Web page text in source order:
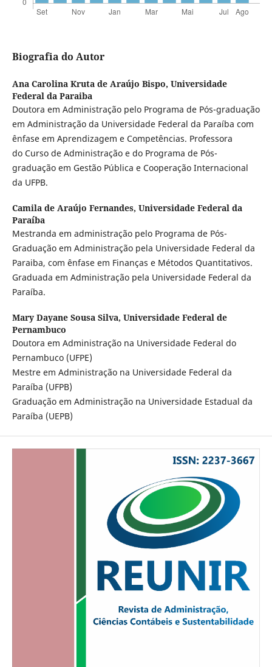
Biografia do Autor
Ana Carolina Kruta de Araújo Bispo, Universidade
Federal da Paraiba
Doutora em Administração pelo Programa de Pós-graduação
em Administração da Universidade Federal da Paraíba com
ênfase em Aprendizagem e Competências. Professora
do Curso de Administração e do Programa de Pós-
graduação em Gestão Pública e Cooperação Internacional
da UFPB.
Camila de Araújo Fernandes, Universidade Federal da
Paraíba
Mestranda em administração pelo Programa de Pós-
Graduação em Administração pela Universidade Federal da
Paraiba, com ênfase em Finanças e Métodos Quantitativos.
Graduada em Administração pela Universidade Federal da
Paraíba.
Mary Dayane Sousa Silva, Universidade Federal de
Pernambuco
Doutora em Administração na Universidade Federal do
Pernambuco (UFPE)
Mestre em Administração na Universidade Federal da
Paraíba (UFPB)
Graduação em Administração na Universidade Estadual da
Paraíba (UEPB)